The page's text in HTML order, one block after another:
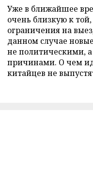
Уже в ближайшее
очень близкую к
ограничения на
данном случае
не политическими,
причинами. О чем
китайцев не